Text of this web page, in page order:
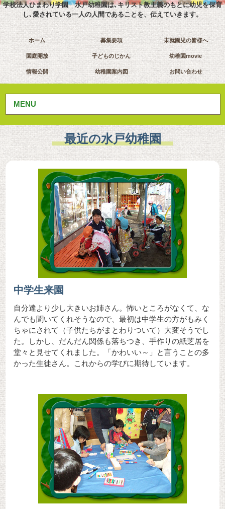
学校法人ひまわり学園 水戸幼稚園は､キリスト教主義のもとに幼児を保育
し､愛されている一人の人間であることを、伝えていきます。
ホーム 募集要項 未就園児の皆様へ
園庭開放 子どものじかん 幼稚園movie
情報公開 幼稚園案内図 お問い合わせ
MENU
最近の水戸幼稚園
中学生来園
自分達より少し大きいお姉さん。怖いところがなくて、な
んでも聞いてくれそうなので、最初は中学生の方がもみく
ちゃにされて（子供たちがまとわりついて）大変そうでし
た。しかし、だんだん関係も落ちつき、手作りの紙芝居を
堂々と見せてくれました。「かわいい～」と言うことの多
かった生徒さん。これからの学びに期待しています。